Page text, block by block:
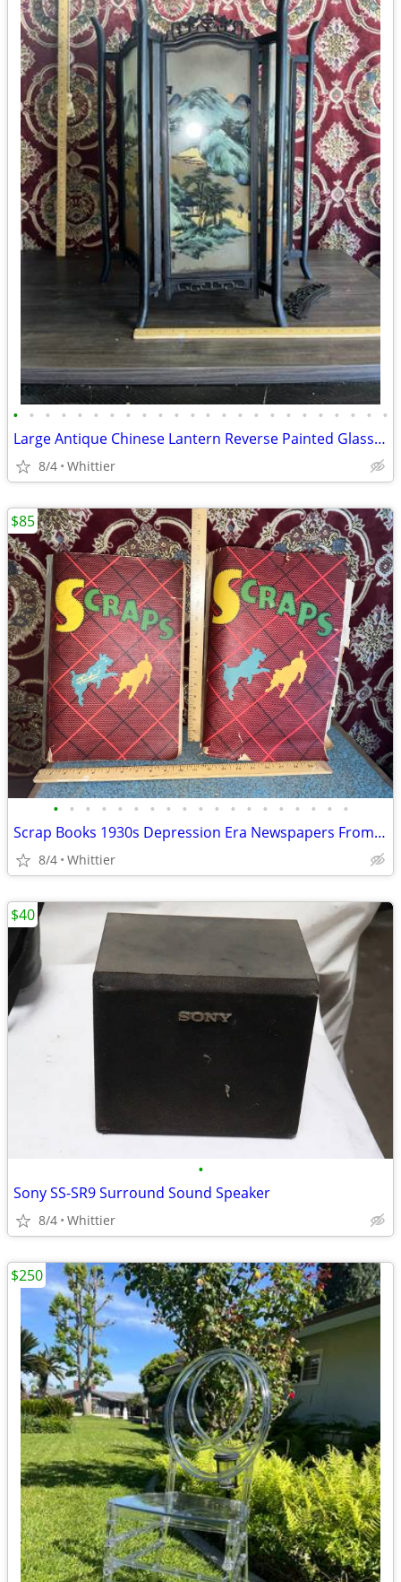
• • • • • • • • • • • • • • • • • • • • • • • •
Large Antique Chinese Lantern Reverse Painted Glass Panels
8/4 Whittier
• • • • • • • • • • • • • • • • • • •
Scrap Books 1930s Depression Era Newspapers From South Dakota
8/4 Whittier
$85
•
Sony SS-SR9 Surround Sound Speaker
8/4 Whittier
$40
$250